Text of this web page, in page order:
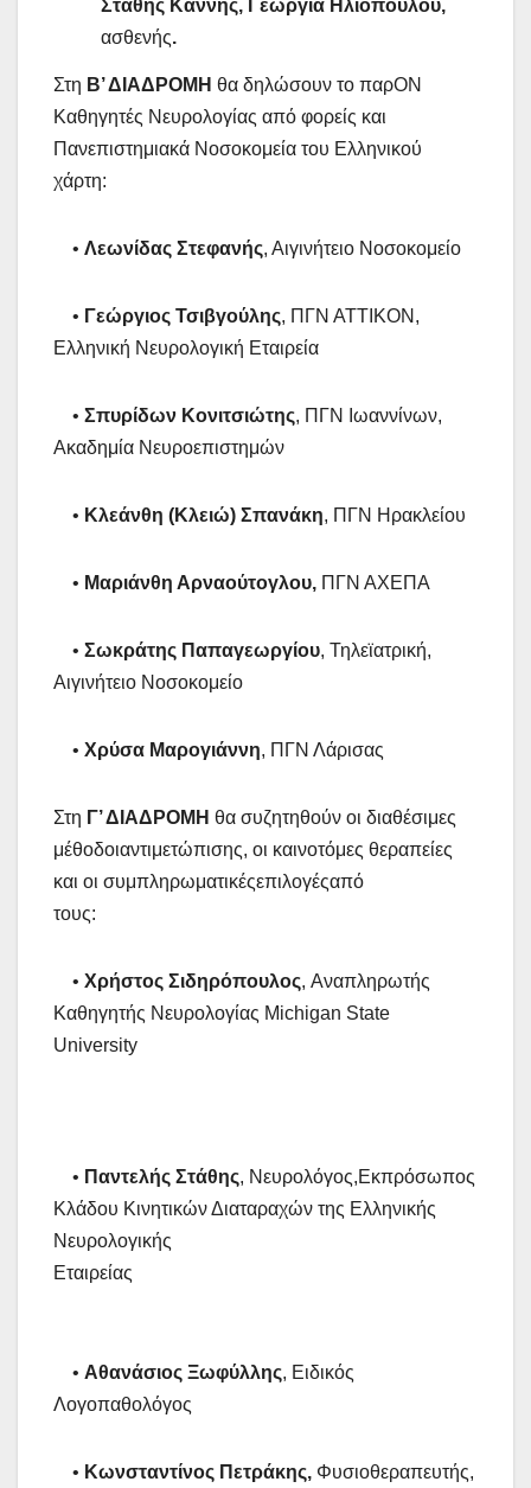
Στάθης Καννής, Γεωργία Ηλιοπούλου,
ασθενής.
Στη Β’ ΔΙΑΔΡΟΜΗ θα δηλώσουν το παρΟΝ
Καθηγητές Νευρολογίας από φορείς και
Πανεπιστημιακά Νοσοκομεία του Ελληνικού
χάρτη:
• Λεωνίδας Στεφανής, Αιγινήτειο Νοσοκομείο
• Γεώργιος Τσιβγούλης, ΠΓΝ ΑΤΤΙΚΟΝ,
Ελληνική Νευρολογική Εταιρεία
• Σπυρίδων Κονιτσιώτης, ΠΓΝ Ιωαννίνων,
Ακαδημία Νευροεπιστημών
• Κλεάνθη (Κλειώ) Σπανάκη, ΠΓΝ Ηρακλείου
• Μαριάνθη Αρναούτογλου, ΠΓΝ ΑΧΕΠΑ
• Σωκράτης Παπαγεωργίου, Τηλεϊατρική,
Αιγινήτειο Νοσοκομείο
• Χρύσα Μαρογιάννη, ΠΓΝ Λάρισας
Στη Γ’ ΔΙΑΔΡΟΜΗ θα συζητηθούν οι διαθέσιμες
μέθοδοιαντιμετώπισης, οι καινοτόμες θεραπείες
και οι συμπληρωματικέςεπιλογέςαπό
τους:
• Χρήστος Σιδηρόπουλος, Aναπληρωτής
Καθηγητής Nευρολογίας Michigan State
University
• Παντελής Στάθης, Νευρολόγος,Εκπρόσωπος
Κλάδου Κινητικών Διαταραχών της Ελληνικής
Νευρολογικής
Εταιρείας
• Αθανάσιος Ξωφύλλης, Ειδικός
Λογοπαθολόγος
• Κωνσταντίνος Πετράκης, Φυσιοθεραπευτής,